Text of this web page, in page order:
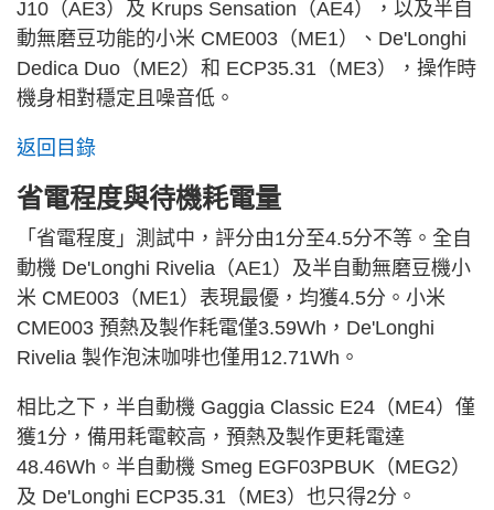
J10（AE3）及 Krups Sensation（AE4），以及半自
動無磨豆功能的小米 CME003（ME1）、De'Longhi
Dedica Duo（ME2）和 ECP35.31（ME3），操作時
機身相對穩定且噪音低。
返回目錄
省電程度與待機耗電量
「省電程度」測試中，評分由1分至4.5分不等。全自
動機 De'Longhi Rivelia（AE1）及半自動無磨豆機小
米 CME003（ME1）表現最優，均獲4.5分。小米
CME003 預熱及製作耗電僅3.59Wh，De'Longhi
Rivelia 製作泡沫咖啡也僅用12.71Wh。
相比之下，半自動機 Gaggia Classic E24（ME4）僅
獲1分，備用耗電較高，預熱及製作更耗電達
48.46Wh。半自動機 Smeg EGF03PBUK（MEG2）
及 De'Longhi ECP35.31（ME3）也只得2分。